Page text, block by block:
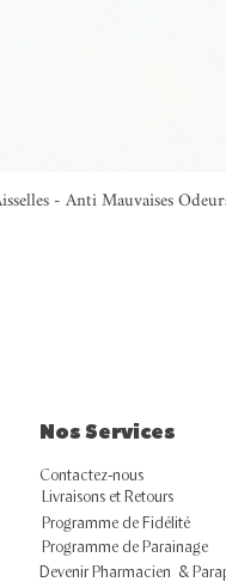
- Anti Mauvaises
Nos Services
Contactez-nous
Livraisons et Retours
Programme de Fidélité
Programme de Parainage
Devenir Pharmacien &